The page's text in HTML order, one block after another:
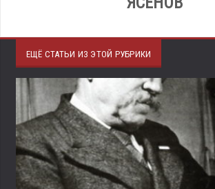
ЕЩЁ СТАТЬИ ИЗ ЭТОЙ РУБРИКИ